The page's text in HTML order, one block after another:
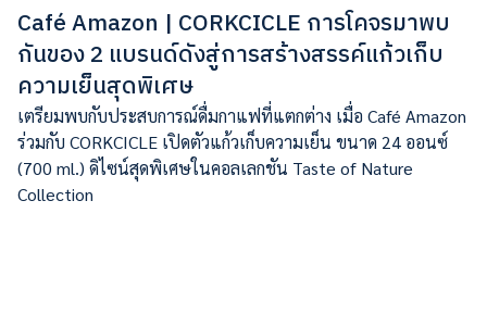
Café Amazon | CORKCICLE การโคจรมาพบ
กันของ 2 แบรนด์ดังสู่การสร้างสรรค์แก้วเก็บ
ความเย็นสุดพิเศษ
เตรียมพบกับประสบการณ์ดื่มกาแฟที่แตกต่าง เมื่อ Café Amazon
ร่วมกับ CORKCICLE เปิดตัวแก้วเก็บความเย็น ขนาด 24 ออนซ์
(700 ml.) ดิไซน์สุดพิเศษในคอลเลกชัน Taste of Nature
Collection